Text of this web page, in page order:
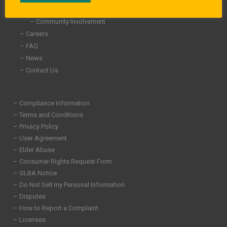
– Community Involvement
– Careers
– FAQ
– News
– Contact Us
– Compliance Information
– Terms and Conditions
– Privacy Policy
– User Agreement
– Elder Abuse
– Consumer Rights Request Form
– GLBA Notice
– Do Not Sell my Personal Information
– Disputes
– How to Report a Complaint
– Licenses